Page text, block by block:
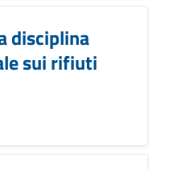
disciplina
sui rifiuti